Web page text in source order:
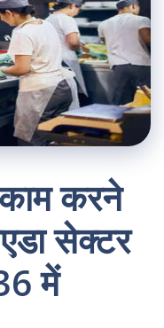
करने
सेक्टर
में